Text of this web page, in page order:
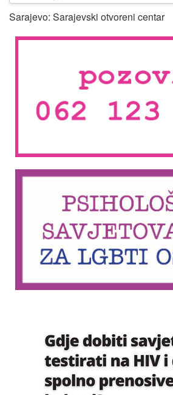
Sarajevo: Sarajevski otvoreni centar